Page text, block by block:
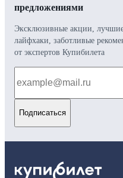
предложениями
Эксклюзивные акции,
лайфхаки, заботливые
от экспертов Купибилета
Подписаться